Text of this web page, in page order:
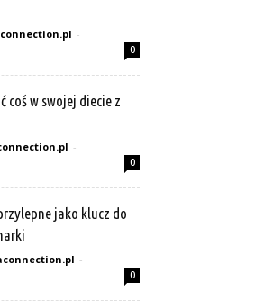
-
0
coś w swojej diecie z
-
0
jako klucz do
-
0